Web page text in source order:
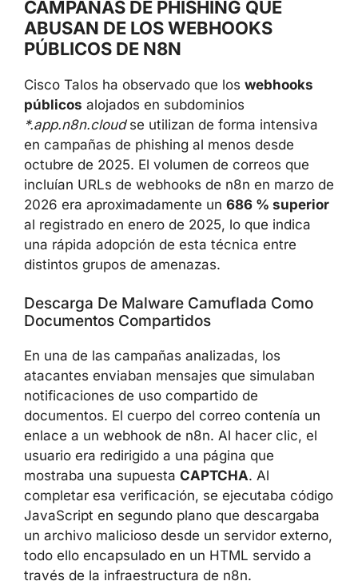
de dominios.
CAMPAÑAS DE PHISHING QUE
PÚBLICOS DE N8N
Cisco Talos ha observado que loswebhooks
públicosalojados en subdominios
*.app.n8n.cloudse utilizan de forma intensiva
en campañas de phishing al menos desde
octubre de 2025. El volumen de correos que
incluían URLs de webhooks de n8n en marzo
de 2026 era aproximadamente un686 %
superior al registrado en enero de 2025, lo
técnica entre distintos grupos de amenazas.
Documentos Compartidos
En una de las campañas analizadas, los
atacantes enviaban mensajes que simulaban
notificaciones de uso compartido de
documentos. El cuerpo del correo contenía un
enlace a un webhook de n8n. Al hacer clic, el
usuario era redirigido a una página que
mostraba una supuestaCAPTCHA. Al
completar esa verificación, se ejecutaba
código JavaScript en segundo plano que
descargaba un archivo malicioso desde un